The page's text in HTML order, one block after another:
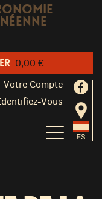
Votre Compte
Vous
0,00 €